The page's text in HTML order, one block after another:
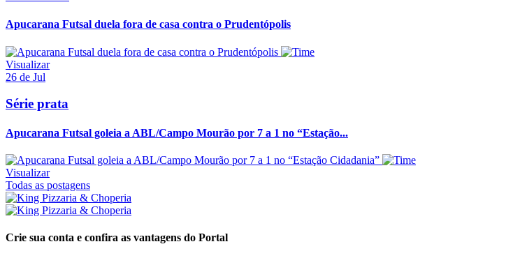
Apucarana Futsal duela fora de casa contra o Prudentópolis
Visualizar
26 de Jul
Série prata
Apucarana Futsal goleia a ABL/Campo Mourão por 7 a 1 no “Estação...
Visualizar
Todas as postagens
Crie sua conta e confira as vantagens do Portal